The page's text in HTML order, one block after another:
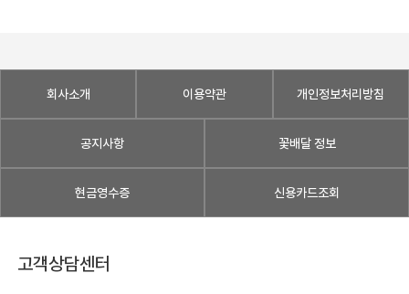
회사소개 이용약관 개인정보처리방침
공지사항 꽃배달 정보
현금영수증 신용카드조회
고객상담센터